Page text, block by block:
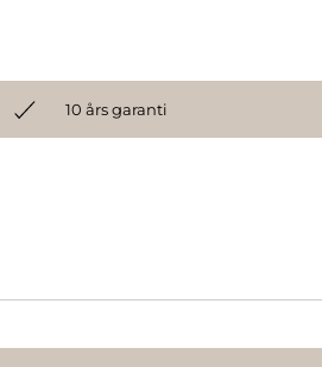
10 års garanti